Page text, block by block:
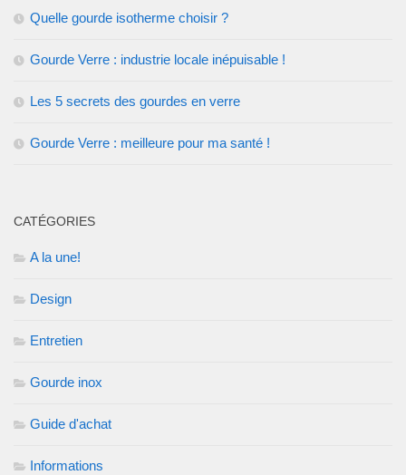
Quelle gourde isotherme choisir ?
Gourde Verre : industrie locale inépuisable !
Les 5 secrets des gourdes en verre
Gourde Verre : meilleure pour ma santé !
CATÉGORIES
A la une!
Design
Entretien
Gourde inox
Guide d'achat
Informations